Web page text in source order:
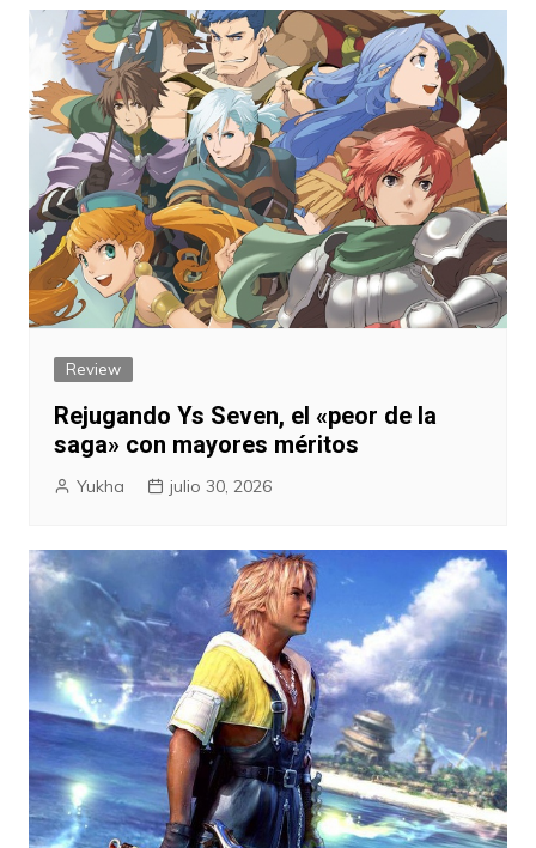
Review
Rejugando Ys Seven, el «peor de la
saga» con mayores méritos
Yukha julio 30, 2026